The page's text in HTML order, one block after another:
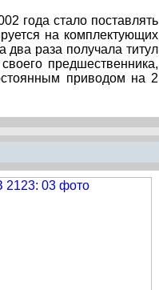
года стало поставлять
на комплектующих
раза получала титул
предшественника,
приводом на 2